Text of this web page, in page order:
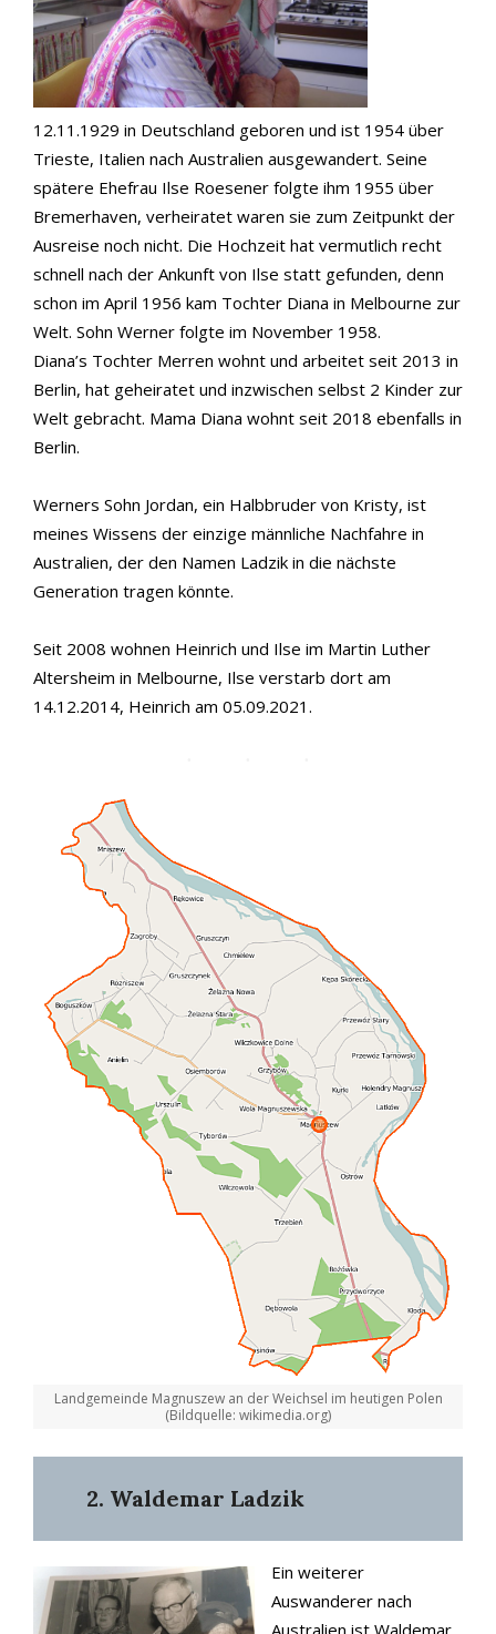
12.11.1929 in Deutschland geboren und ist 1954 über
Trieste, Italien nach Australien ausgewandert. Seine
spätere Ehefrau Ilse Roesener folgte ihm 1955 über
Bremerhaven, verheiratet waren sie zum Zeitpunkt der
Ausreise noch nicht. Die Hochzeit hat vermutlich recht
schnell nach der Ankunft von Ilse statt gefunden, denn
schon im April 1956 kam Tochter Diana in Melbourne zur
Welt. Sohn Werner folgte im November 1958.
Diana’s Tochter Merren wohnt und arbeitet seit 2013 in
Berlin, hat geheiratet und inzwischen selbst 2 Kinder zur
Welt gebracht. Mama Diana wohnt seit 2018 ebenfalls in
Berlin.
Werners Sohn Jordan, ein Halbbruder von Kristy, ist
meines Wissens der einzige männliche Nachfahre in
Australien, der den Namen Ladzik in die nächste
Generation tragen könnte.
Seit 2008 wohnen Heinrich und Ilse im Martin Luther
Altersheim in Melbourne, Ilse verstarb dort am
14.12.2014, Heinrich am 05.09.2021.
Landgemeinde Magnuszew an der Weichsel im heutigen Polen
(Bildquelle: wikimedia.org)
2. Waldemar Ladzik
Ein weiterer
Auswanderer nach
Australien ist Waldemar